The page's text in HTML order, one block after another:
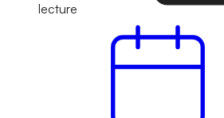
lecture